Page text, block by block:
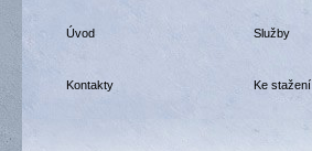
Úvod Služby
Kontakty Ke stažení